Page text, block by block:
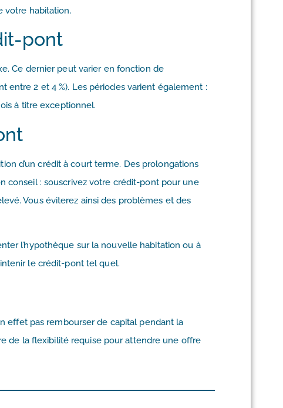
votre habitation.
pont
Ce dernier peut varier en fonction de
entre 2 et 4 %). Les périodes varient également :
à titre exceptionnel.
d’un crédit à court terme. Des prolongations
conseil : souscrivez votre crédit-pont pour une
Vous éviterez ainsi des problèmes et des
l’hypothèque sur la nouvelle habitation ou à
le crédit-pont tel quel.
effet pas rembourser de capital pendant la
de la flexibilité requise pour attendre une offre